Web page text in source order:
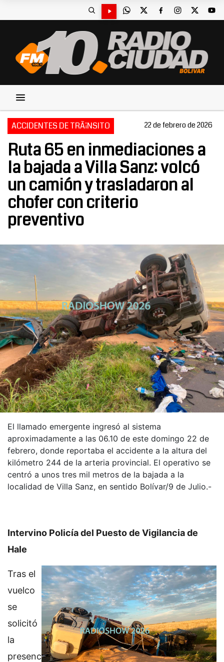
ACCIDENTES DE TRÃ¡NSITO 22 de febrero de 2026
Ruta 65 en inmediaciones a
la bajada a Villa Sanz: volcó
un camión y trasladaron al
chofer con criterio
preventivo
El llamado emergente ingresó al sistema
aproximadamente a las 06.10 de este domingo 22 de
febrero, donde reportaba el accidente a la altura del
kilómetro 244 de la arteria provincial. El operativo se
centró a unos tres mil metros de la bajada a la
localidad de Villa Sanz, en sentido Bolívar/9 de Julio.-
Intervino Policía del Puesto de Vigilancia de
Hale
Tras el
vuelco
se
solicitó
la
presenc